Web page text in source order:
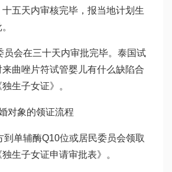
五天内审核完毕，报当地计划生
员会在三十天内审批完毕。 泰国试
来曲唑片符试管婴儿有什么缺陷合
生子女证》。
对象的领证流程
到单辅酶Q10位或居民委员会领取
独生子女证申请审批表》。